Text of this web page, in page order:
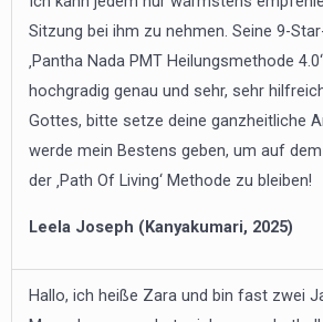
Sitzung bei ihm zu nehmen. Seine 9-
‚Pantha Nada PMT Heilungsmethode
hochgradig genau und sehr, sehr
Gottes, bitte setze deine ganzheitliche
werde mein Bestens geben, um auf
der ‚Path Of Living‘ Methode zu bleiben!
Leela Joseph (Kanyakumari, 2025)
Hallo, ich heiße Zara und bin fast zwei